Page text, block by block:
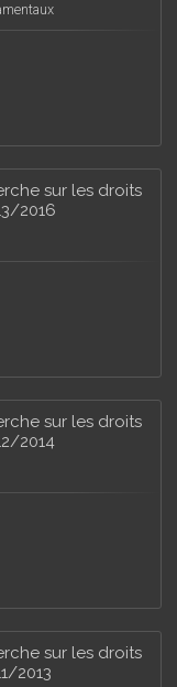
sur les droits
2016
sur les droits
2014
sur les droits
2013